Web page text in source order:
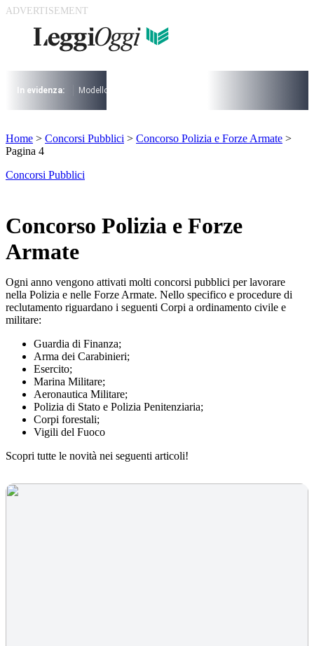
Vai
contenuto
I più cercati
Lorem ipsum dolor sit amet consectetur
Lorem ipsum dolor sit amet consectetur
In evidenza: Modello 730
I più cercati
Lorem ipsum dolor sit amet consectetur
Home > Concorsi Pubblici > Concorso Polizia e Forze Armate >
Pagina 4
Concorsi Pubblici
Concorso Polizia e Forze
Armate
Ogni anno vengono attivati molti concorsi pubblici per lavorare
nella Polizia e nelle Forze Armate. Nello specifico e procedure di
reclutamento riguardano i seguenti Corpi a ordinamento civile e
militare:
Guardia di Finanza;
Arma dei Carabinieri;
Esercito;
Marina Militare;
Aeronautica Militare;
Polizia di Stato e Polizia Penitenziaria;
Corpi forestali;
Vigili del Fuoco
Scopri tutte le novità nei seguenti articoli!